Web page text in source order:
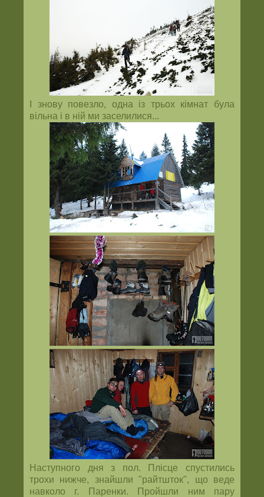
І знову повезло, одна із трьох кімнат була
вільна і в ній ми заселилися...
Наступного дня з пол. Плісце спустились
трохи нижче, знайшли "райтшток", що веде
навколо г. Паренки. Пройшли ним пару